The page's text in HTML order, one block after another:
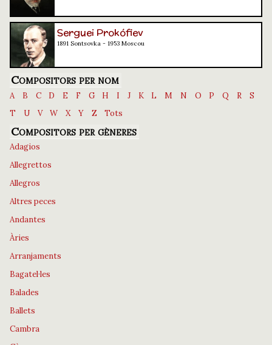
Serguei Prokófiev
1891 Sontsovka - 1953 Moscou
Compositors per nom
A B C D E F G H I J K L M N O P Q R
S
T
U V W X Y Z Tots
Compositors per gèneres
Adagios
Allegrettos
Allegros
Altres peces
Andantes
Àries
Arranjaments
Bagatel·les
Balades
Ballets
Cambra